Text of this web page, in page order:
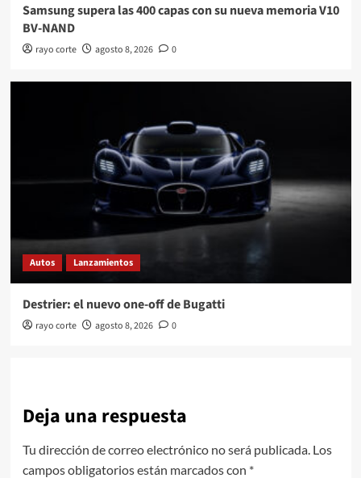
Samsung supera las 400 capas con su nueva memoria V10
BV-NAND
rayo corte agosto 8, 2026 0
Autos Lanzamientos
Destrier: el nuevo one-off de Bugatti
rayo corte agosto 8, 2026 0
Deja una respuesta
Tu dirección de correo electrónico no será publicada. Los
campos obligatorios están marcados con *